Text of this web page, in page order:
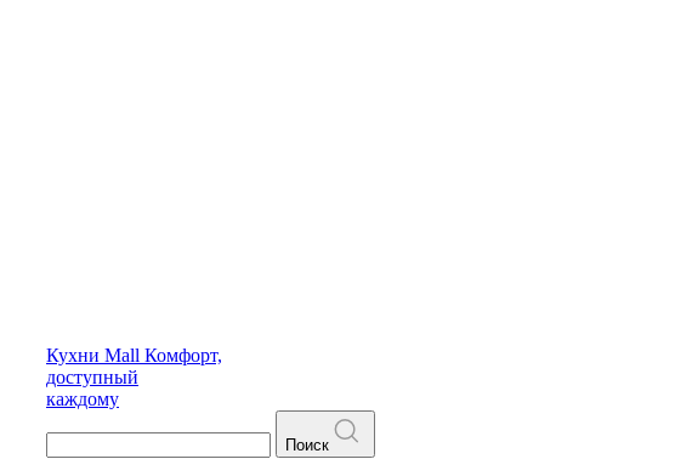
Кухни Mall Комфорт,
доступный
каждому
Поиск